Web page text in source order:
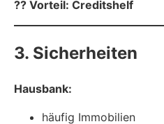
?? Vorteil: Creditshelf
3. Sicherheiten
Hausbank:
häufig Immobilien